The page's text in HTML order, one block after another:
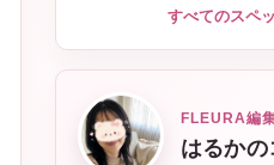
すべてのスペ
FLEURA編
はるかの